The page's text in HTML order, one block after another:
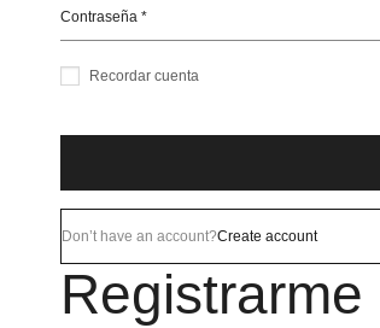
Recordar cuenta
Don’t have an account?Create account
Registrarme